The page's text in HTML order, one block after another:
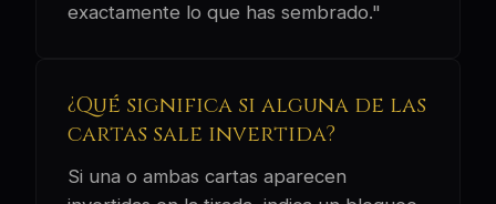
exactamente lo que has sembrado."
¿Qué significa si alguna de las
cartas sale invertida?
Si una o ambas cartas aparecen